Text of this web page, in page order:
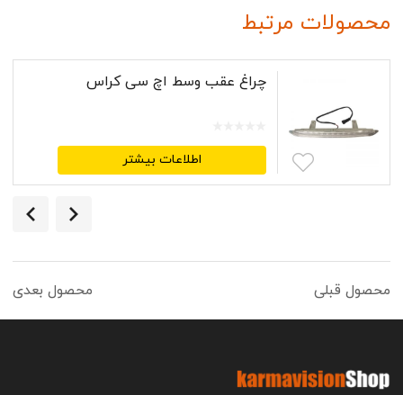
محصولات مرتبط
چراغ عقب وسط اچ سی کراس
اطلاعات بیشتر
محصول قبلی محصول بعدی